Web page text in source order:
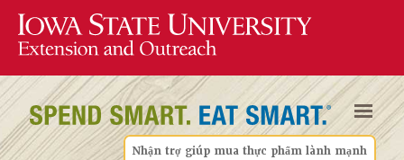
Nhận trợ giúp mua thực phẩm lành mạnh